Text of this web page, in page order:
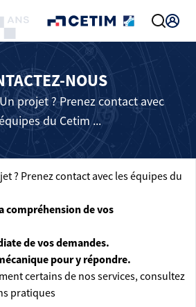
NOUS
projet ? Prenez contact avec
du Cetim ...
? Prenez contact avec les équipes du
compréhension de vos
de vos demandes.
pour y répondre.
certains de nos services, consultez
pratiques